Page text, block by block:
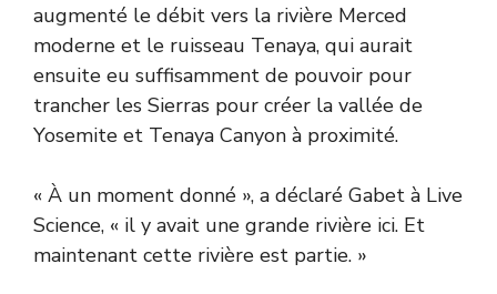
augmenté le débit vers la rivière Merced
moderne et le ruisseau Tenaya, qui aurait
ensuite eu suffisamment de pouvoir pour
trancher les Sierras pour créer la vallée de
Yosemite et Tenaya Canyon à proximité.
« À un moment donné », a déclaré Gabet à Live
Science, « il y avait une grande rivière ici. Et
maintenant cette rivière est partie. »